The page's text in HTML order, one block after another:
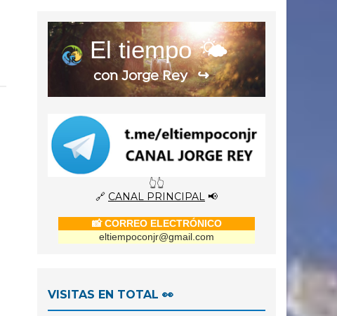
El tiempo 🌤️
con Jorge Rey ↪
👆👆
🔗 CANAL PRINCIPAL 📢
📸 CORREO ELECTRÓNICO
eltiempoconjr@gmail.com
VISITAS EN TOTAL 👀